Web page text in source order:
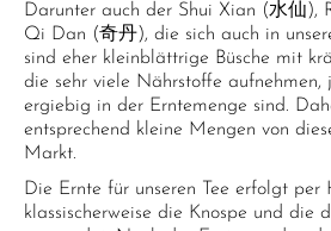
Darunter auch der Shui Xian (水仙),
Qi Dan (奇丹), die sich auch in
sind eher kleinblättrige Büsche mit
die sehr viele Nährstoffe aufnehmen,
ergiebig in der Erntemenge sind.
entsprechend kleine Mengen von
Markt.
Die Ernte für unseren Tee erfolgt per
klassischerweise die Knospe und die